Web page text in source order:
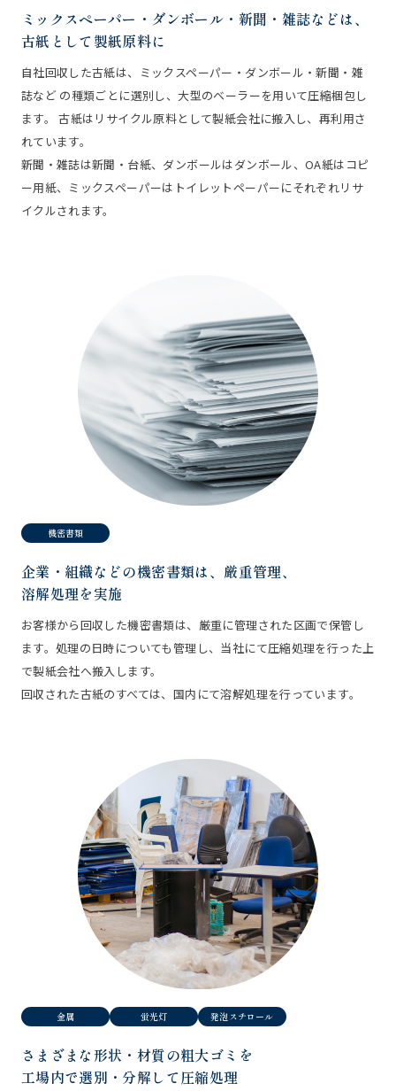
ミックスペーパー・ダンボール・新聞・雑誌などは、
古紙として製紙原料に
自社回収した古紙は、ミックスペーパー・ダンボール・新聞・雑
誌など の種類ごとに選別し、大型のベーラーを用いて圧縮梱包し
ます。 古紙はリサイクル原料として製紙会社に搬入し、再利用さ
れています。
新聞・雑誌は新聞・台紙、ダンボールはダンボール、OA紙はコピ
ー用紙、ミックスペーパーはトイレットペーパーにそれぞれリサ
イクルされます。
機密書類
企業・組織などの機密書類は、厳重管理、
溶解処理を実施
お客様から回収した機密書類は、厳重に管理された区画で保管し
ます。処理の日時についても管理し、当社にて圧縮処理を行った上
で製紙会社へ搬入します。
回収された古紙のすべては、国内にて溶解処理を行っています。
金属 蛍光灯 発泡スチロール
さまざまな形状・材質の粗大ゴミを
工場内で選別・分解して圧縮処理